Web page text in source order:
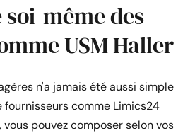
même des
USM Haller
n'a jamais été aussi simple
fournisseurs comme Limics24
vous pouvez composer selon vos